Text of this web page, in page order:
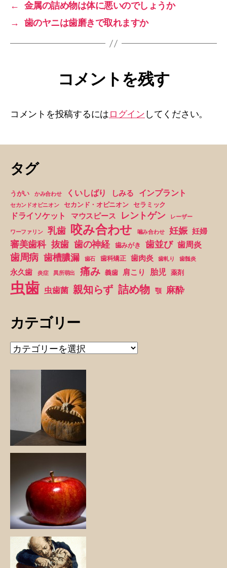
←
金属の詰め物は体に悪いのでしょうか
→
歯のヤニは歯磨きで取れますか
コメントを残す
コメントを投稿するには ログイン してください。
タグ
うがい かみ合わせ くいしばり しみる インプラント
セカンドオピニオン セカンド・オピニオン セラミック
ドライソケット マウスピース レントゲン レーザー
ワーファリン 乳歯 咬み合わせ 噛み合わせ 妊娠 妊婦
審美歯科 抜歯 歯の神経 歯みがき 歯並び 歯周炎
歯周病 歯槽膿漏 歯石 歯科矯正 歯肉炎 歯軋り 歯髄炎
永久歯 炎症 異所萌出 痛み 義歯 肩こり 胎児 薬剤
虫歯 虫歯菌 親知らず 詰め物 顎 麻酔
カテゴリー
カ
テ